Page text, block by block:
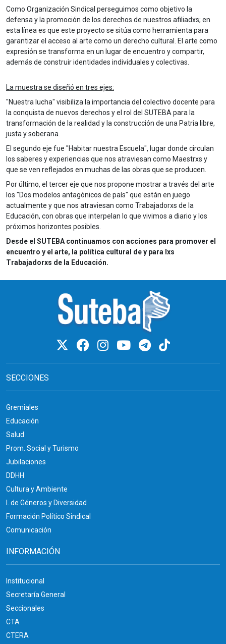
Como Organización Sindical perseguimos como objetivo la
defensa y la promoción de los derechos de nuestros afiliadxs; en
esta línea es que este proyecto se sitúa como herramienta para
garantizar el acceso al arte como un derecho cultural. El arte como
expresión se transforma en un lugar de encuentro y compartir,
además de construir identidades individuales y colectivas.
La muestra se diseñó en tres ejes:
"Nuestra lucha" visibiliza la importancia del colectivo docente para
la conquista de nuevos derechos y el rol del SUTEBA para la
transformación de la realidad y la construcción de una Patria libre,
justa y soberana.
El segundo eje fue ''Habitar nuestra Escuela", lugar donde circulan
los saberes y experiencias que nos atraviesan como Maestrxs y
que se ven reflejados en muchas de las obras que se producen.
Por último, el tercer eje que nos propone mostrar a través del arte
los "Dos modelos antagónicos de país" que están en juego
actualmente y que nos atraviesan como Trabajadorxs de la
Educación, con obras que interpelan lo que vivimos a diario y los
próximos horizontes posibles.
Desde el SUTEBA continuamos con acciones para promover el
encuentro y el arte, la política cultural de y para lxs
Trabajadorxs de la Educación.
SECCIONES
Gremiales
Educación
Salud
Prom. Social y Turismo
Jubilaciones
DDHH
Cultura y Ambiente
I. de Géneros y Diversidad
Formación Político Sindical
Comunicación
INFORMACIÓN
Institucional
Secretaría General
Seccionales
CTA
CTERA